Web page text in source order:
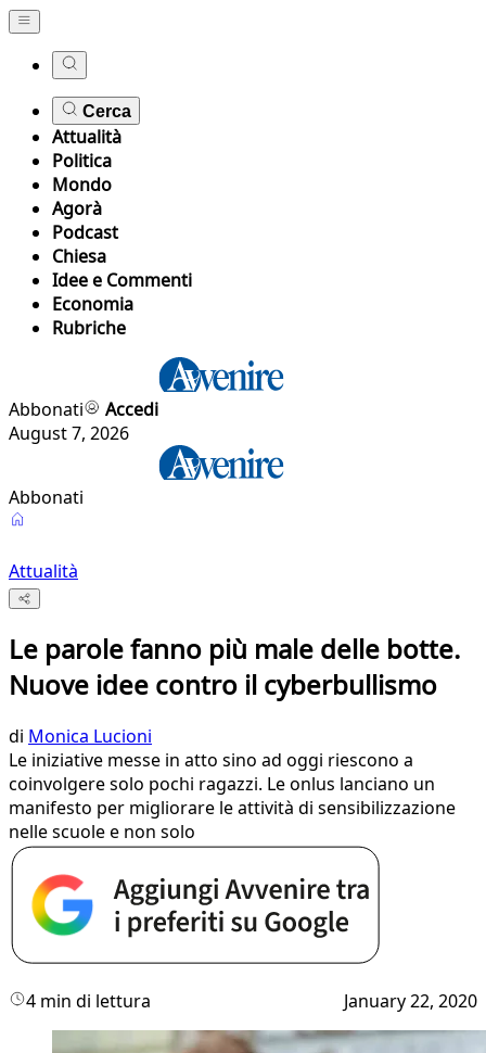
Cerca
Attualità
Politica
Mondo
Agorà
Podcast
Chiesa
Idee e Commenti
Economia
Rubriche
Abbonati
Accedi
August 7, 2026
Abbonati
Attualità
Le parole fanno più male delle botte.
Nuove idee contro il cyberbullismo
di Monica Lucioni
Le iniziative messe in atto sino ad oggi riescono a
coinvolgere solo pochi ragazzi. Le onlus lanciano un
manifesto per migliorare le attività di sensibilizzazione
nelle scuole e non solo
4 min di lettura January 22, 2020